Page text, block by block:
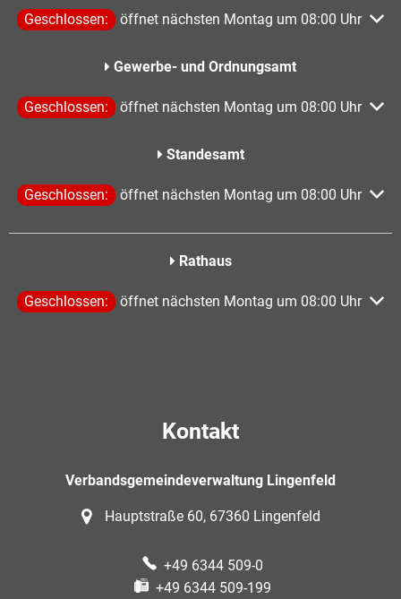
Klicken, um weitere Öffnungs- oder Schließzeiten
Geschlossen: öffnet nächsten Montag um 08:00 Uhr
Gewerbe- und Ordnungsamt
Klicken, um weitere Öffnungs- oder Schließzeiten
Geschlossen: öffnet nächsten Montag um 08:00 Uhr
Standesamt
Klicken, um weitere Öffnungs- oder Schließzeiten
Geschlossen: öffnet nächsten Montag um 08:00 Uhr
Rathaus
Klicken, um weitere Öffnungs- oder Schließzeiten
Geschlossen: öffnet nächsten Montag um 08:00 Uhr
Kontakt
Verbandsgemeindeverwaltung Lingenfeld
Hauptstraße 60, 67360 Lingenfeld
+49 6344 509-0
+49 6344 509-199